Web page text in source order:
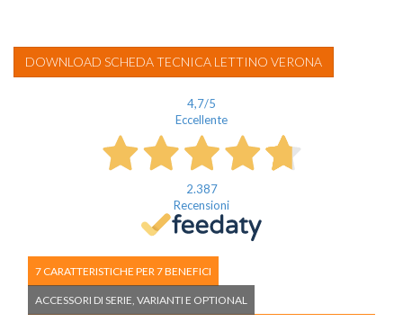
DOWNLOAD SCHEDA TECNICA LETTINO VERONA
4,7/5
Eccellente
2.387
Recensioni
7 CARATTERISTICHE PER 7 BENEFICI
ACCESSORI DI SERIE, VARIANTI E OPTIONAL